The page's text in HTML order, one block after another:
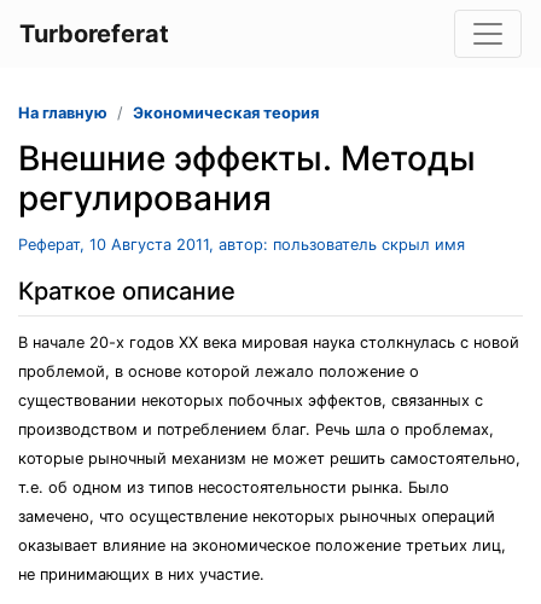
Turboreferat
На главную Экономическая теория
Внешние эффекты. Методы
регулирования
Реферат, 10 Августа 2011, автор: пользователь скрыл имя
Краткое описание
В начале 20-х годов ХХ века мировая наука столкнулась с новой
проблемой, в основе которой лежало положение о
существовании некоторых побочных эффектов, связанных с
производством и потреблением благ. Речь шла о проблемах,
которые рыночный механизм не может решить самостоятельно,
т.е. об одном из типов несостоятельности рынка. Было
замечено, что осуществление некоторых рыночных операций
оказывает влияние на экономическое положение третьих лиц,
не принимающих в них участие.